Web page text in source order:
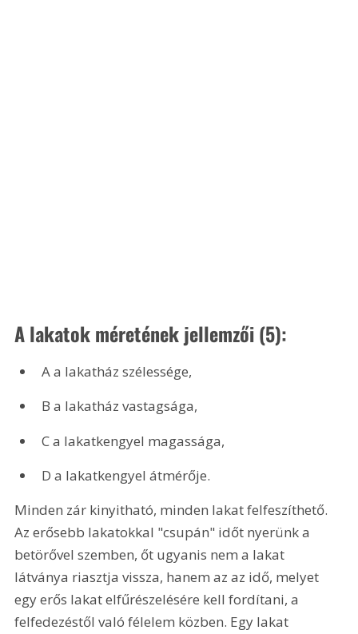
A lakatok méretének jellemzői (5):
A a lakatház szélessége,
B a lakatház vastagsága,
C a lakatkengyel magassága,
D a lakatkengyel átmérője.
Minden zár kinyitható, minden lakat felfeszíthető.
Az erősebb lakatokkal "csupán" időt nyerünk a
betörővel szemben, őt ugyanis nem a lakat
látványa riasztja vissza, hanem az az idő, melyet
egy erős lakat elfűrészelésére kell fordítani, a
felfedezéstől való félelem közben. Egy lakat